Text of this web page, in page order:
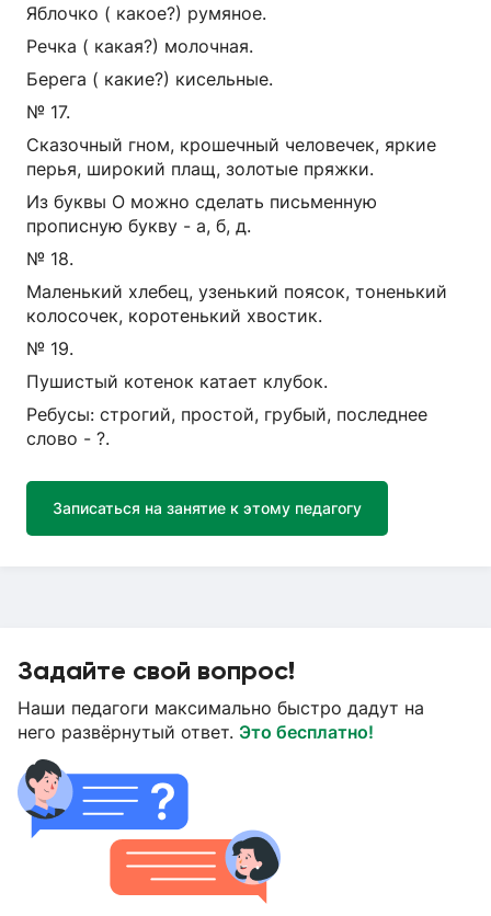
Яблочко ( какое?) румяное.
Речка ( какая?) молочная.
Берега ( какие?) кисельные.
№ 17.
Сказочный гном, крошечный человечек, яркие
перья, широкий плащ, золотые пряжки.
Из буквы О можно сделать письменную
прописную букву - а, б, д.
№ 18.
Маленький хлебец, узенький поясок, тоненький
колосочек, коротенький хвостик.
№ 19.
Пушистый котенок катает клубок.
Ребусы: строгий, простой, грубый, последнее
слово - ?.
Записаться на занятие к этому педагогу
Задайте свой вопрос!
Наши педагоги максимально быстро дадут на
него развёрнутый ответ. Это бесплатно!